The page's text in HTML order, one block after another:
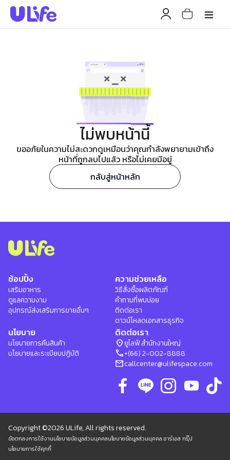
ไม่พบหน้านี้
ขออภัยในความไม่สะดวกดูเหมือนว่าคุณกำลังพยายามเข้าถึง
หน้าที่ถูกลบไปแล้ว หรือไม่เคยมีอยู่
กลับสู่หน้าหลัก
ช้อปปิ้ง
เสริมอาหาร
ดูแลความงาม
อุปกรณ์ส่งเสริมการขายอื่นๆ
ความช่วยเหลือ
วิธีสั่งซื้อผลิตภัณฑ์
คำถามที่พบบ่อย
ติดต่อเรา
ดาวน์โหลดเอกสารธุรกิจ
นโยบาย
นโยบายการคืนสินค้า
นโยบายและระเบียบปฏิบัติ
ติดต่อเรา
location_onยูไลฟ์ สำนักงานใหญ่
phone+(66) 2-002-8888
mailcallcenter@ulifespace.com
Copyright ©2026 ULife, All rights reserved.
ข้อตกลงการใช้งานนโยบายข้อมูลส่วนบุคคลนโยบายข้อมูลส่วนบุคคล อาร์เอส กรุ๊ป
นโยบายการใช้คุกกี้